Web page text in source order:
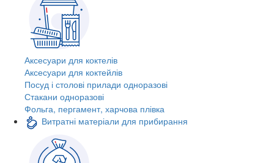
Аксесуари для коктелів
Аксесуари для коктейлів
Посуд і столові прилади одноразові
Стакани одноразові
Фольга, пергамент, харчова плівка
Витратні матеріали для прибирання